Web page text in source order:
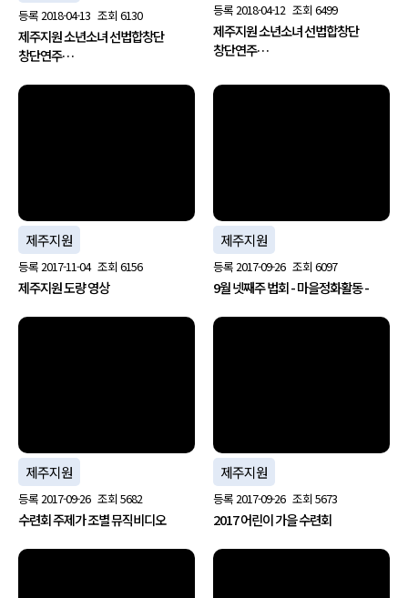
등록2018-04-13 조회 6130
제주지원 소년소녀 선법합창단
창단연주…
등록2018-04-12 조회 6499
제주지원 소년소녀 선법합창단
창단연주…
제주지원
등록2017-11-04 조회 6156
제주지원 도량 영상
제주지원
등록2017-09-26 조회 6097
9월 넷째주 법회 - 마을정화활동 -
제주지원
등록2017-09-26 조회 5682
수련회 주제가 조별 뮤직비디오
제주지원
등록2017-09-26 조회 5673
2017 어린이 가을 수련회